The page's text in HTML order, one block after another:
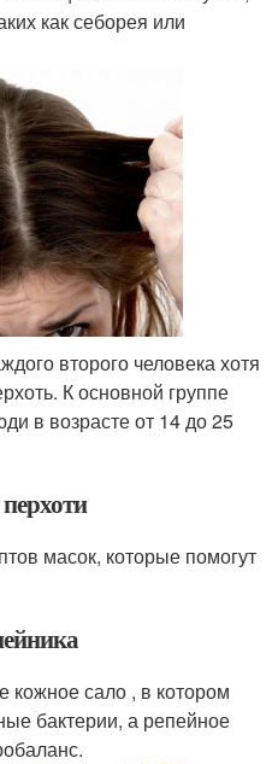
как себорея или
второго человека хотя
К основной группе
в возрасте от 14 до 25
масок, которые помогут
кожное сало , в котором
бактерии, а репейное